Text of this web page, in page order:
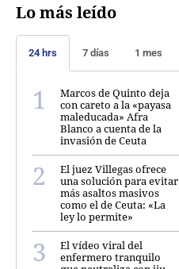
Lo más leído
24 hrs 7 días 1 mes
Marcos de Quinto deja
con careto a la «payasa
maleducada» Afra
Blanco a cuenta de la
invasión de Ceuta
El juez Villegas ofrece
una solución para evitar
más asaltos masivos
como el de Ceuta: «La
ley lo permite»
El vídeo viral del
enfermero tranquilo